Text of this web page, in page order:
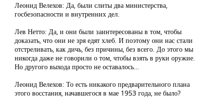
Леонид Велехов: Да, были слиты два министерства,
госбезопасности и внутренних дел.
Лев Нетто: Да, и они были заинтересованы в том, чтобы
доказать, что они не зря едят хлеб. И поэтому они нас стали
отстреливать, как дичь, без причины, без всего. До этого мы
никогда даже не говорили о том, чтобы взять в руки оружие.
Но другого выхода просто не оставалось…
Леонид Велехов: То есть никакого предварительного плана
этого восстания, начавшегося в мае 1953 года, не было?